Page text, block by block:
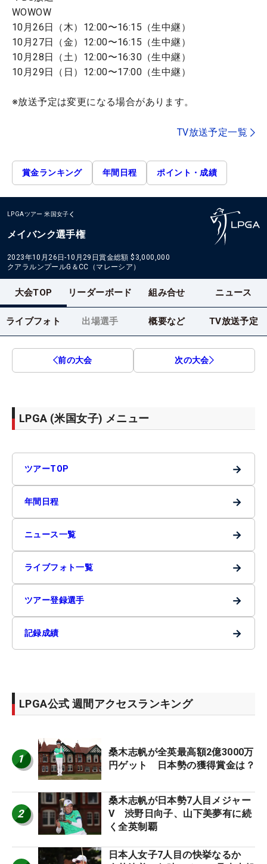
WOWOW
10月26日（木）12:00〜16:15（生中継）
10月27日（金）12:00〜16:15（生中継）
10月28日（土）12:00〜16:30（生中継）
10月29日（日）12:00〜17:00（生中継）
※放送予定は変更になる場合があります。
TV放送予定一覧
賞金ランキング 年間日程 ポイント・成績
LPGAツアー 米国女子
メイバンク選手権
2023年10月26日-10月29日賞金総額 $3,000,000
クアラルンプールG＆CC（マレーシア）
大会TOP リーダーボード 組み合せ ニュース
ライブフォト 出場選手 概要など TV放送予定
前の大会 次の大会
LPGA (米国女子) メニュー
ツアーTOP →
年間日程 →
ニュース一覧 →
ライブフォト一覧 →
ツアー登録選手 →
記録成績 →
LPGA公式 週間アクセスランキング
1
桑木志帆が全英最高額2億3000万
円ゲット 日本勢の獲得賞金は？
2
桑木志帆が日本勢7人目メジャー
V 渋野日向子、山下美夢有に続
く全英制覇
日本人女子7人目の快挙なるか